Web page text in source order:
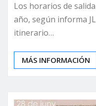
Los horarios de
año, según informa
itinerario…
MÁS INFORMACIÓN